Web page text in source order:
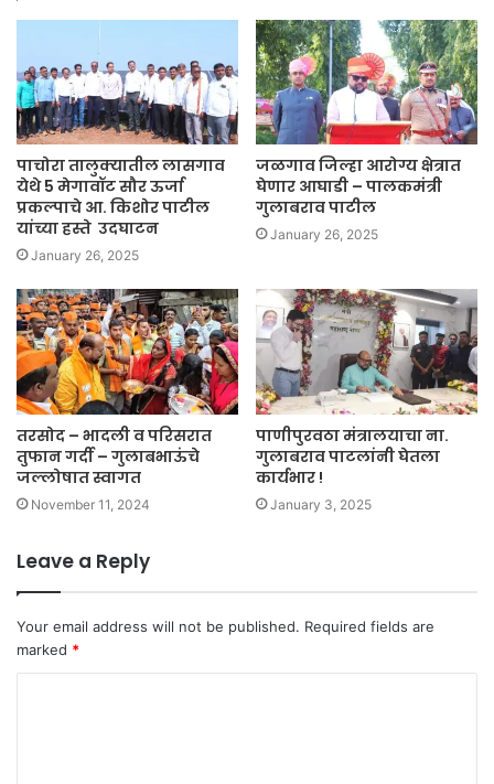
पाचोरा तालुक्यातील लासगाव
येथे 5 मेगावॉट सौर ऊर्जा
प्रकल्पाचे आ. किशोर पाटील
यांच्या हस्ते उदघाटन
January 26, 2025
जळगाव जिल्हा आरोग्य क्षेत्रात
घेणार आघाडी – पालकमंत्री
गुलाबराव पाटील
January 26, 2025
तरसोद – भादली व परिसरात
तुफान गर्दी – गुलाबभाऊंचे
जल्लोषात स्वागत
November 11, 2024
पाणीपुरवठा मंत्रालयाचा ना.
गुलाबराव पाटलांनी घेतला
कार्यभार !
January 3, 2025
Leave a Reply
Your email address will not be published. Required fields are
marked *